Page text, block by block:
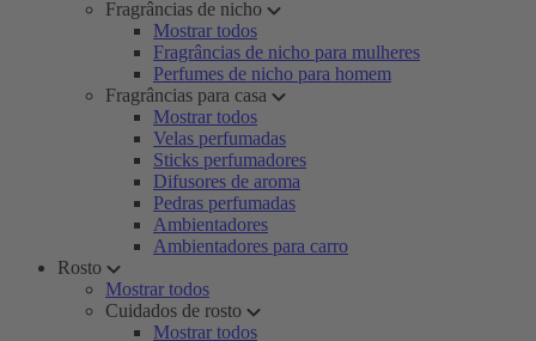
Fragrâncias de nicho
Mostrar todos
Fragrâncias de nicho para mulheres
Perfumes de nicho para homem
Fragrâncias para casa
Mostrar todos
Velas perfumadas
Sticks perfumadores
Difusores de aroma
Pedras perfumadas
Ambientadores
Ambientadores para carro
Rosto
Mostrar todos
Cuidados de rosto
Mostrar todos